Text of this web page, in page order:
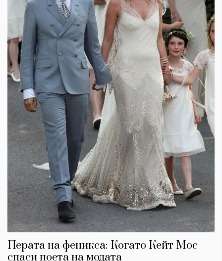
Перата на феникса: Когато Кейт Мос
спаси поета на модата